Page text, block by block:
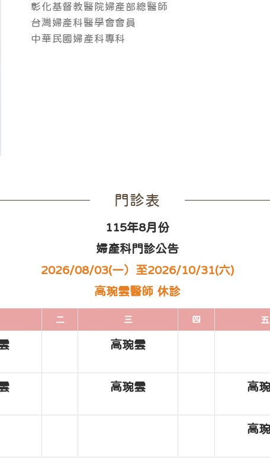
彰化基督教醫院婦產部總醫師
台灣婦產科醫學會會員
中華民國婦產科專科
門診表
115年8月份
婦產科門診公告
2026/08/03(一）至2026/10/31(六)
高琬雲醫師 休診
二 三 四 五
高琬雲
高琬雲 高
高